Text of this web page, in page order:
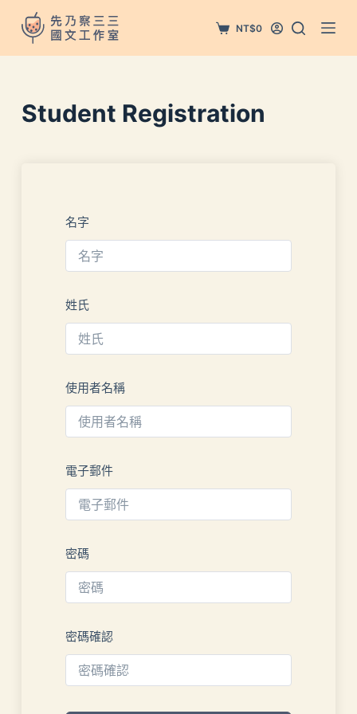
跳
至
主
內
容
NT$0
Student Registration
名字
姓氏
使用者名稱
電子郵件
密碼
密碼確認